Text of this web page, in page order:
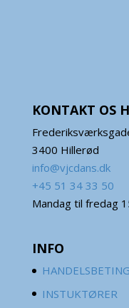
KONTAKT OS
3400 Hillerød
info@vjcdans.dk
+45 51 34 33 50
Mandag til fredag
INFO
INSTUKTØRER